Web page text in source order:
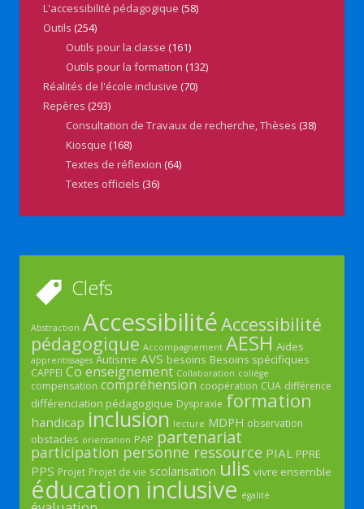
L'accessibilité pédagogique (58)
Outils (254)
Outils pour la classe (161)
Outils pour la formation (132)
Réalités de l'école inclusive (70)
Repères (293)
Consultation de Travaux de recherche, Thèses (38)
Kiosque (168)
Textes de réflexion (64)
Textes officiels (36)
Clefs
Abstraction AccessibilitéAccessibilité
pédagogique Accompagnement AESH Aides
apprentissages Autisme AVS besoins Besoins spécifiques
CAPPEI Co enseignement Collaboration collège
compensation compréhension coopération CUA différence
différenciation pédagogique Dyspraxie formation
handicap inclusion lecture MDPH observation
obstacles orientation PAP partenariat
participation personne ressource PIAL PPRE
PPS Projet Projet de vie scolarisation ulis vivre ensemble
éducation inclusive égalité